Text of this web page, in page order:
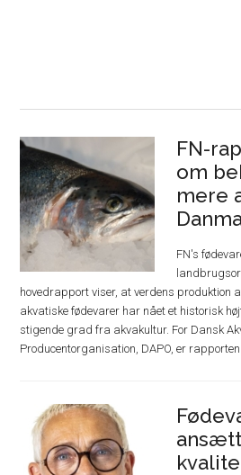
FN-
om
mere
FN's
hovedrapport viser, at verdens produktion
akvatiske fødevarer har nået et historisk
stigende grad fra akvakultur. For Dansk
Producentorganisation, DAPO, er rapporten